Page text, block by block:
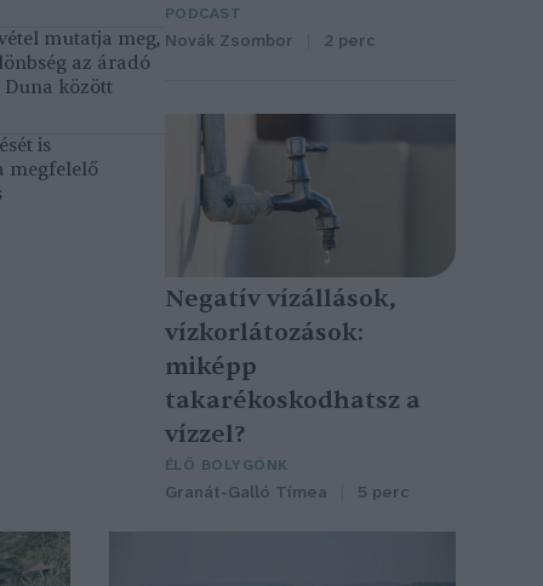
mutatja meg,
az áradó
Duna között
is
megfelelő
PODCAST
Novák Zsombor 2 perc
Negatív vízállások,
vízkorlátozások:
miképp
takarékoskodhatsz a
vízzel?
ÉLŐ BOLYGÓNK
Granát-Galló Tímea 5 perc